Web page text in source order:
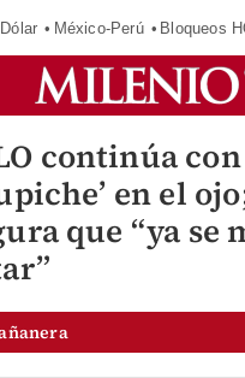
Dólar México-Perú Bloqueos
continúa con
en el
que “ya se